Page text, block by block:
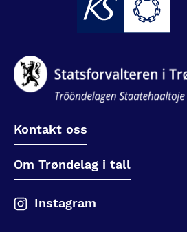
Kontakt oss
Om Trøndelag i tall
Instagram